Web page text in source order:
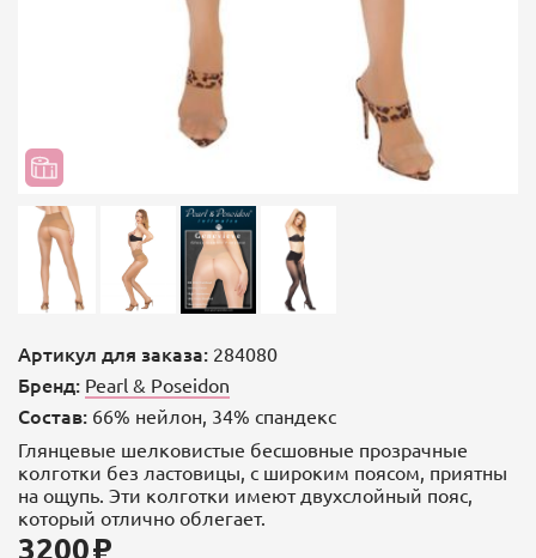
Артикул для заказа: 284080
Бренд: Pearl & Poseidon
Состав: 66% нейлон, 34% спандекс
Глянцевые шелковистые бесшовные прозрачные
колготки без ластовицы, с широким поясом, приятны
на ощупь. Эти колготки имеют двухслойный пояс,
который отлично облегает.
3200